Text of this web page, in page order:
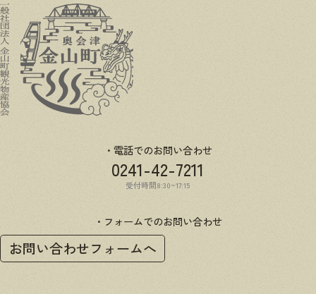
電話でのお問い合わせ
0241-42-7211
受付時間8:30~17:15
フォームでのお問い合わせ
お問い合わせフォームへ